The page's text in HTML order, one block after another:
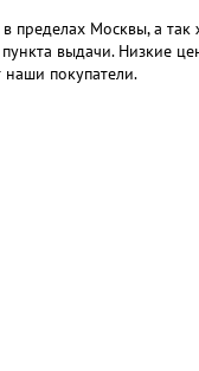
в пределах Москвы, а
выдачи. Низкие
покупатели.